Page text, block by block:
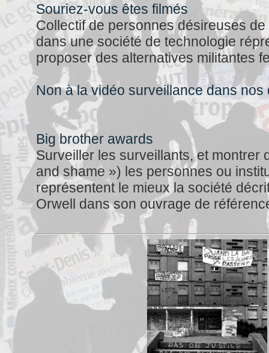
Souriez-vous êtes filmés
Collectif de personnes désireuses
dans une société de technologie
proposer des alternatives militantes
Non à la vidéo surveillance dans nos
Big brother awards
Surveiller les surveillants, et montrer
and shame ») les personnes ou
représentent le mieux la société
Orwell dans son ouvrage de